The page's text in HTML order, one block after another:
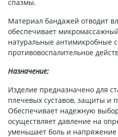
спазмы.
Материал бандажей отводит
обеспечивает
натуральные антимикробные
противовоспалительное
Назначение:
Изделие предназначено для
плечевых суставов, защиты и
Обеспечивает надежную
осуществляет давление на
уменьшает боль и напряжение